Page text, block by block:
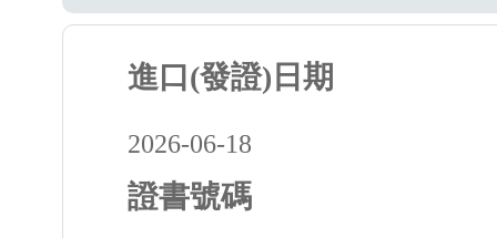
進口(發證)日期
2026-06-18
證書號碼